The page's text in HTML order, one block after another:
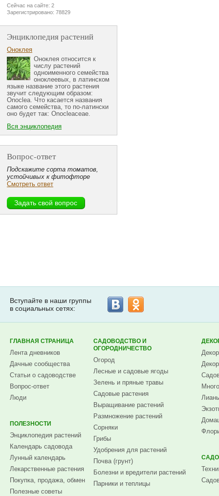
Сейчас на сайте: 2
Зарегистрировано: 78829
Энциклопедия растений
Оноклея
Оноклея относится к
числу растений
одноименного семейства
оноклеевых, в латинском
языке название этого растения
звучит следующим образом:
Onoclea. Что касается названия
самого семейства, то по-латински
оно будет так: Onocleaceae.
Вся энциклопедия
Вопрос-ответ
Подскажите сорта томатов,
устойчивых к фитофторе
Смотреть ответ
Вступайте в наши группы
в социальных сетях:
ГЛАВНАЯ СТРАНИЦА
Лента дневников
Дачные сообщества
Статьи о садоводстве
Вопрос-ответ
Люди
ПОЛЕЗНОСТИ
Энциклопедия растений
Календарь садовода
Лунный календарь
Лекарственные растения
Покупка, продажа, обмен
Полезные советы
САДОВОДСТВО И
ОГОРОДНИЧЕСТВО
Огород
Лесные и садовые ягоды
Зелень и пряные травы
Садовые растения
Выращивание растений
Размножение растений
Сорняки
Грибы
Удобрения для растений
Почва (грунт)
Болезни и вредители растений
Парники и теплицы